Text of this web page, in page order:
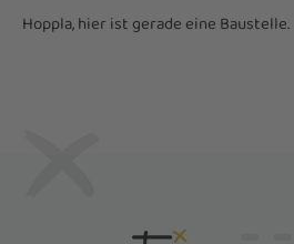
Hoppla, hier ist gerade eine Baustelle.